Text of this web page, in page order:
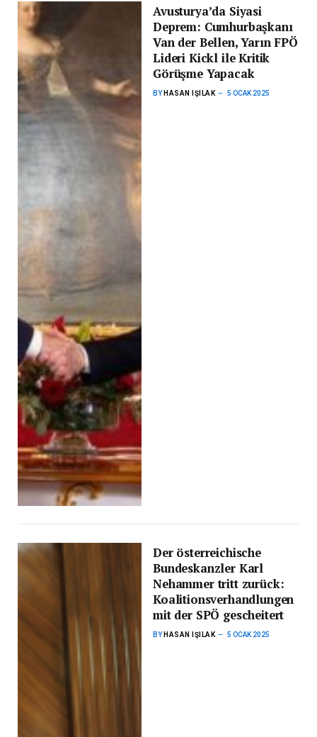
Avusturya’da Siyasi
Deprem: Cumhurbaşkanı
Van der Bellen, Yarın FPÖ
Lideri Kickl ile Kritik
Görüşme Yapacak
BY HASAN IŞILAK 5 OCAK 2025
Der österreichische
Bundeskanzler Karl
Nehammer tritt zurück:
Koalitionsverhandlungen
mit der SPÖ gescheitert
BY HASAN IŞILAK 5 OCAK 2025